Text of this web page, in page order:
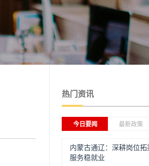
热门资讯
今日要闻 最新政策
内蒙古通辽：深耕岗位拓
服务稳就业